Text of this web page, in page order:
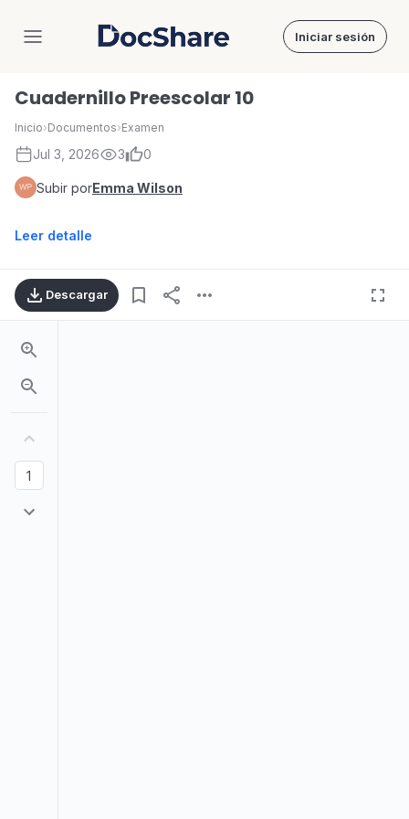
DocShare Iniciar sesión
Cuadernillo Preescolar 10
Inicio›Documentos›Examen
Jul 3, 2026 3 0
Subir porEmma Wilson
Leer detalle
Descargar